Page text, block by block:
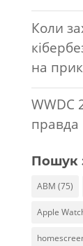
Коли
на
WWDC
Пошук
ABM (75)
Apple